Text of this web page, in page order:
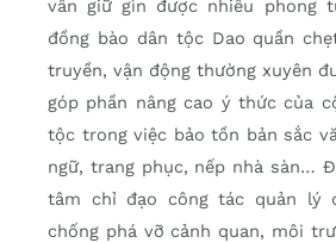
vẫn giữ gìn được nhiều phong
đồng bào dân tộc Dao quần
truyền, vận động thường xuyên
góp phần nâng cao ý thức của
tộc trong việc bảo tồn bản sắc
ngữ, trang phục, nếp nhà sàn…
tâm chỉ đạo công tác quản lý
chống phá vỡ cảnh quan, môi